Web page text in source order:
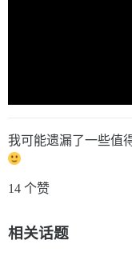
我可能遗漏了一些值
14 个赞
相关话题